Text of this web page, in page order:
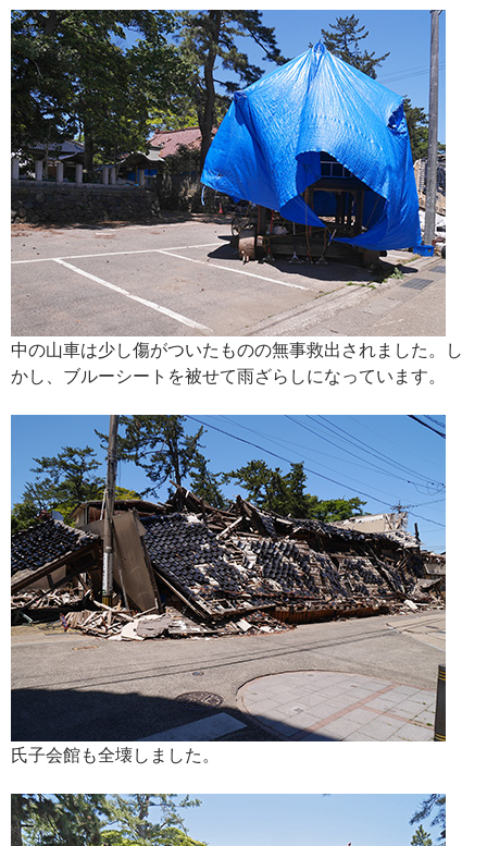
中の山車は少し傷がついたものの無事救出されました。し
かし、ブルーシートを被せて雨ざらしになっています。
氏子会館も全壊しました。